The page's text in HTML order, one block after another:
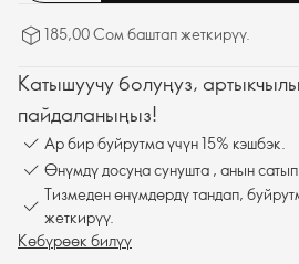
185,00 Сом баштап жеткирүү.
Катышуучу болуңуз,
пайдаланыңыз!
Ар бир буйрутма үчүн 15% кэшбэк.
Өнүмдү досуңа сунушта , анын
Тизмеден өнүмдөрдү тандап,
жеткирүү.
Көбүрөөк билүү